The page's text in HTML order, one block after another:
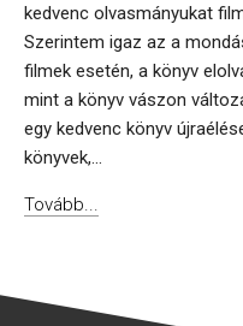
kedvenc olvasmányukat
Szerintem igaz az a
filmek esetén, a könyv
mint a könyv vászon
egy kedvenc könyv
könyvek,...
Tovább...